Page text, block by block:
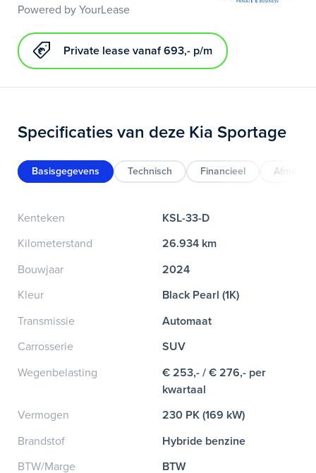
Powered by YourLease
Private lease vanaf 693,- p/m
Specificaties van deze Kia Sportage
Basisgegevens Technisch Financieel
Kenteken
KSL-33-D
Kilometerstand
26.934 km
Bouwjaar
2024
Kleur
Black Pearl (1K)
Transmissie
Automaat
Carrosserie
SUV
Wegenbelasting
€ 253,- / € 276,- per
kwartaal
Vermogen
230 PK (169 kW)
Brandstof
Hybride benzine
BTW/Marge
BTW